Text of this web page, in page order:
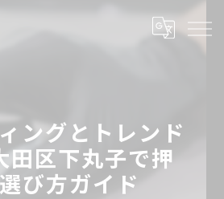
ングとトレンド
田区下丸子で押
び方ガイド